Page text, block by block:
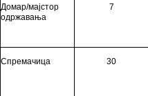
Домар/мајстор
одржавања
7
Спремачица 30